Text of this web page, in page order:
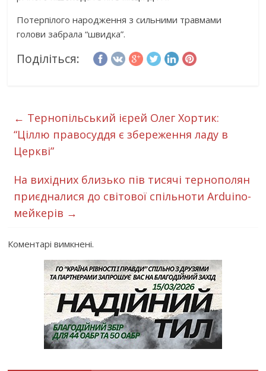
Потерпілого народження з сильними травмами
голови забрала “швидка”.
Поділіться:
← Тернопільський ієрей Олег Хортик:
“Ціллю правосуддя є збереження ладу в
Церкві”
На вихідних близько пів тисячі тернополян
приєдналися до світової спільноти Arduino-
мейкерів →
Коментарі вимкнені.